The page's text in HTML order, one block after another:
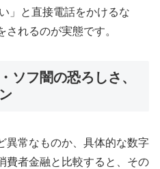
」と直接電話をかけるな
れるのが実態です。
ソフ闇の恐ろしさ、
異常なものか、具体的な数字
費者金融と比較すると、その